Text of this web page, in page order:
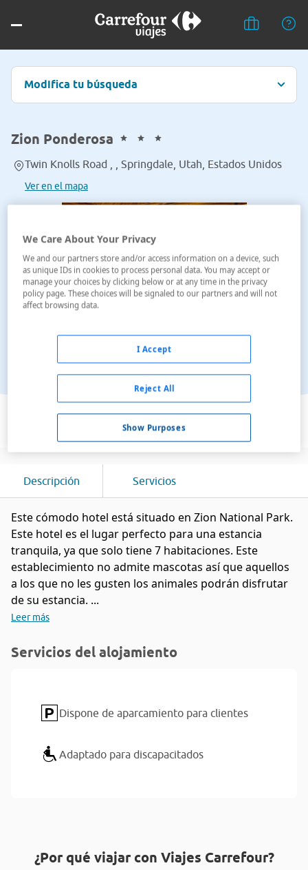
Modifica tu búsqueda
Zion Ponderosa
Twin Knolls Road , , Springdale, Utah, Estados Unidos
Ver en el mapa
Ver en el mapa
Descripción Servicios
Este cómodo hotel está situado en Zion National Park.
Este hotel es el lugar perfecto para una estancia
tranquila, ya que solo tiene 7 habitaciones. Este
establecimiento no admite mascotas así que aquellos
a los que no les gusten los animales podrán disfrutar
de su estancia. ...
Leer más
Servicios del alojamiento
Dispone de aparcamiento para clientes
Adaptado para discapacitados
¿Por qué viajar con Viajes Carrefour?
We Care About Your Privacy
We and our partners store and/or access information on a device, such
as unique IDs in cookies to process personal data. You may accept or
manage your choices by clicking below or at any time in the privacy
policy page. These choices will be signaled to our partners and will not
affect browsing data.
Show Purposes
Reject All
I Accept